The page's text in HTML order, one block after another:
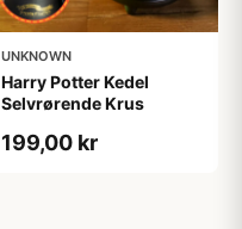
UNKNOWN
Harry Potter Kedel
Selvrørende Krus
199,00 kr